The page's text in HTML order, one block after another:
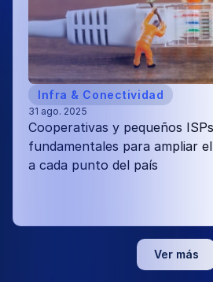
Infra & Conectividad
31 ago. 2025
Cooperativas y pequeños
fundamentales para ampliar
a cada punto del país
Ver más